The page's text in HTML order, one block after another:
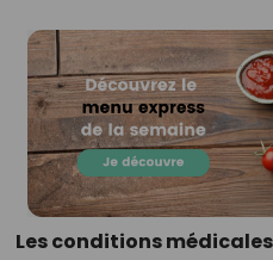
Les conditions